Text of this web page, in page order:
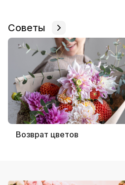
Советы
Возврат цветов